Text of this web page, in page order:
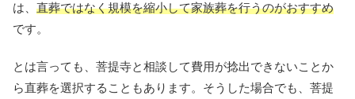
は、 直葬ではなく規模を縮小して家族葬を行うのがおすすめ
です。
とは言っても、菩提寺と相談して費用が捻出できないことか
ら直葬を選択することもあります。そうした場合でも、菩提